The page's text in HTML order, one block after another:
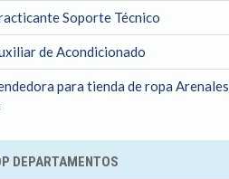
Soporte Técnico
de Acondicionado
para tienda de ropa Arenales
DEPARTAMENTOS